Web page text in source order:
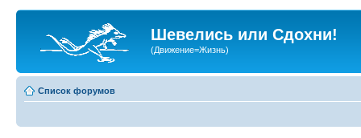
Шевелись или Сдохни!
(Движение=Жизнь)
Список форумов